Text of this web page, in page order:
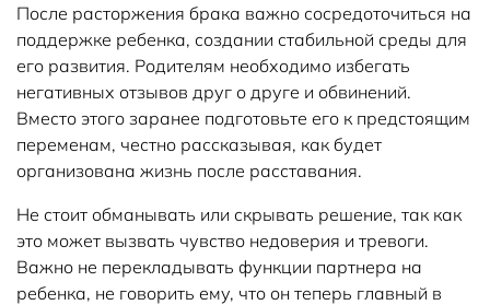
После расторжения брака важно сосредоточиться на
поддержке ребенка, создании стабильной среды для
его развития. Родителям необходимо избегать
негативных отзывов друг о друге и обвинений.
Вместо этого заранее подготовьте его к предстоящим
переменам, честно рассказывая, как будет
организована жизнь после расставания.
Не стоит обманывать или скрывать решение, так как
это может вызвать чувство недоверия и тревоги.
Важно не перекладывать функции партнера на
ребенка, не говорить ему, что он теперь главный в